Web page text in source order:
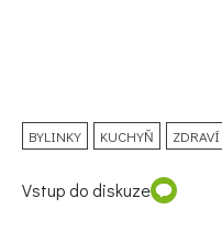
BYLINKY KUCHYŇ ZDRAVÍ
Vstup do diskuze